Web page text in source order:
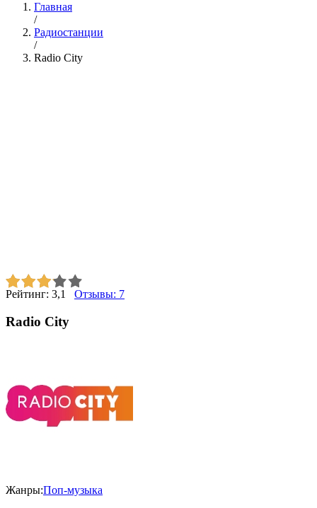
Главная
/
Радиостанции
/
Radio City
Рейтинг: 3,1 Отзывы: 7
Radio City
Жанры:Поп-музыка